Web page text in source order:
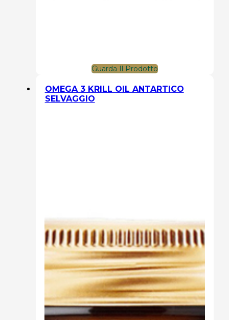
Guarda Il Prodotto
OMEGA 3 KRILL OIL ANTARTICO
SELVAGGIO